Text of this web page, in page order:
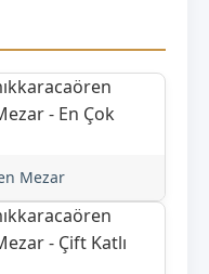
Mezar